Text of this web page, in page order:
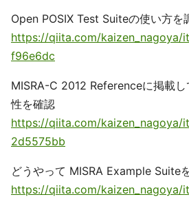
Open POSIX Test Suiteの使い方を
https://qiita.com/kaizen_nagoya/
f96e6dc
MISRA-C 2012 Referenceに掲載
性を確認
https://qiita.com/kaizen_nagoya/
2d5575bb
どうやって MISRA Example Suite
https://qiita.com/